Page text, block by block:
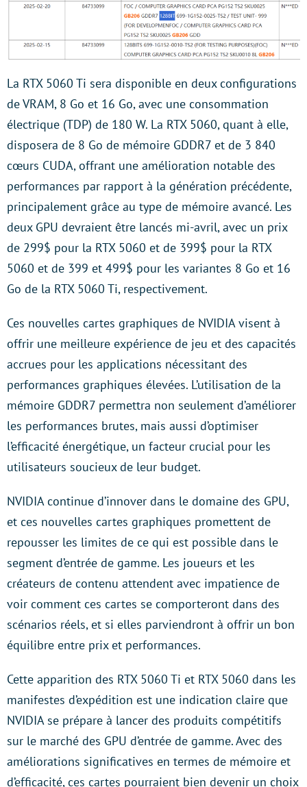
La RTX 5060 Ti sera disponible en deux configurations
de VRAM, 8 Go et 16 Go, avec une consommation
électrique (TDP) de 180 W. La RTX 5060, quant à elle,
disposera de 8 Go de mémoire GDDR7 et de 3 840
cœurs CUDA, offrant une amélioration notable des
performances par rapport à la génération précédente,
principalement grâce au type de mémoire avancé. Les
deux GPU devraient être lancés mi-avril, avec un prix
de 299$ pour la RTX 5060 et de 399$ pour la RTX
5060 et de 399 et 499$ pour les variantes 8 Go et 16
Go de la RTX 5060 Ti, respectivement.
Ces nouvelles cartes graphiques de NVIDIA visent à
offrir une meilleure expérience de jeu et des capacités
accrues pour les applications nécessitant des
performances graphiques élevées. L’utilisation de la
mémoire GDDR7 permettra non seulement d’améliorer
les performances brutes, mais aussi d’optimiser
l’efficacité énergétique, un facteur crucial pour les
utilisateurs soucieux de leur budget.
NVIDIA continue d’innover dans le domaine des GPU,
et ces nouvelles cartes graphiques promettent de
repousser les limites de ce qui est possible dans le
segment d’entrée de gamme. Les joueurs et les
créateurs de contenu attendent avec impatience de
voir comment ces cartes se comporteront dans des
scénarios réels, et si elles parviendront à offrir un bon
équilibre entre prix et performances.
Cette apparition des RTX 5060 Ti et RTX 5060 dans les
manifestes d’expédition est une indication claire que
NVIDIA se prépare à lancer des produits compétitifs
sur le marché des GPU d’entrée de gamme. Avec des
améliorations significatives en termes de mémoire et
d’efficacité, ces cartes pourraient bien devenir un choix